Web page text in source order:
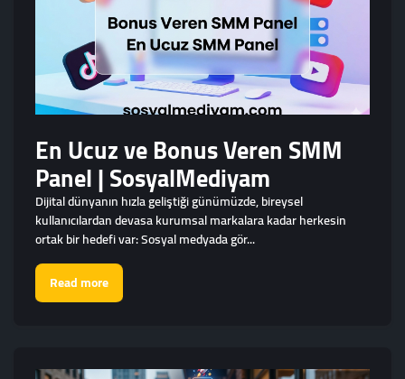
En Ucuz ve Bonus Veren SMM
Panel | SosyalMediyam
Dijital dünyanın hızla geliştiği günümüzde, bireysel
kullanıcılardan devasa kurumsal markalara kadar herkesin
ortak bir hedefi var: Sosyal medyada gör...
Read more